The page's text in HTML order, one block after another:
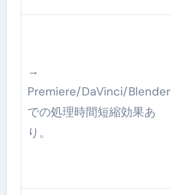
→
Premiere/DaVinci/Blender
での処理時間短縮効果あ
り。